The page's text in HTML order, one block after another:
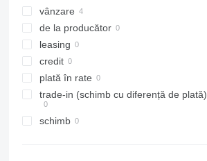
vânzare
de la producător
leasing
credit
plată în rate
trade-in (schimb cu diferență de plată)
schimb